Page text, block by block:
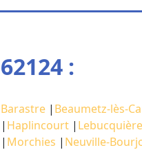
62124 :
Barastre | Beaumetz-lès-
| Haplincourt | Lebucquière
| Morchies | Neuville-